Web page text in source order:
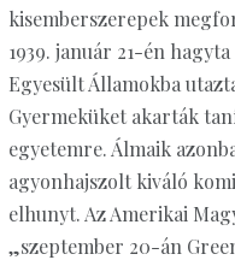
kisemberszerepek
1939. január 21-én
Egyesült Államokba
Gyermeküket akarták
egyetemre. Álmaik
agyonhajszolt kiváló
elhunyt. Az Amerikai
„szeptember 20-án